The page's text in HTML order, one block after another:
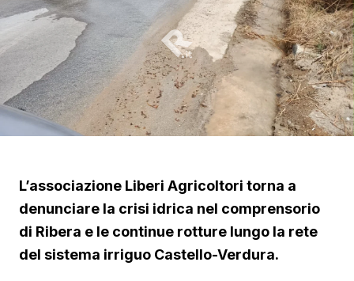
L’associazione Liberi Agricoltori torna a
denunciare la crisi idrica nel comprensorio
di Ribera e le continue rotture lungo la rete
del sistema irriguo Castello-Verdura.